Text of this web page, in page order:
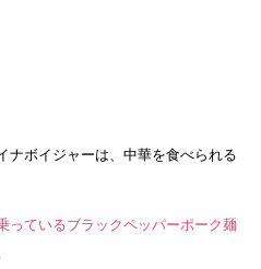
ナボイジャーは、中華を食べられる
っているブラックペッパーポーク麺